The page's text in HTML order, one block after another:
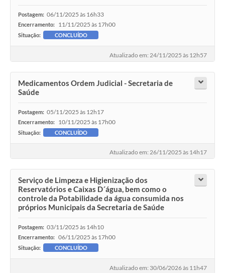
Postagem: 06/11/2025 às 16h33
Encerramento: 11/11/2025 às 17h00
Situação: CONCLUÍDO
Atualizado em: 24/11/2025 às 12h57
Medicamentos Ordem Judicial - Secretaria de
Saúde
Postagem: 05/11/2025 às 12h17
Encerramento: 10/11/2025 às 17h00
Situação: CONCLUÍDO
Atualizado em: 26/11/2025 às 14h17
Serviço de Limpeza e Higienização dos
Reservatórios e Caixas D´água, bem como o
controle da Potabilidade da água consumida nos
próprios Municipais da Secretaria de Saúde
Postagem: 03/11/2025 às 14h10
Encerramento: 06/11/2025 às 17h00
Situação: CONCLUÍDO
Atualizado em: 30/06/2026 às 11h47